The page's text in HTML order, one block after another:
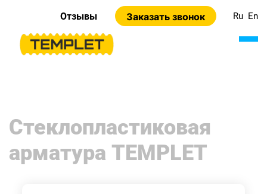
Отзывы Заказать звонок Ru En
Стеклопластиковая
арматура TEMPLET